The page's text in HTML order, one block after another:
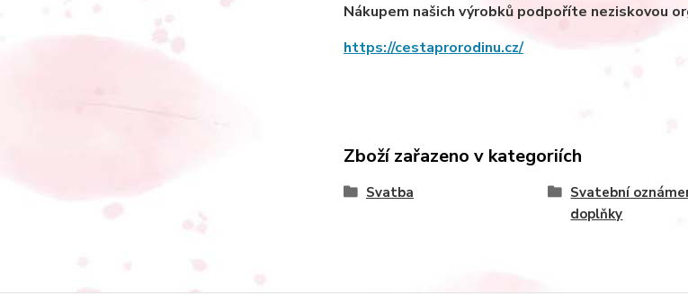
Nákupem našich výrobků podpoříte neziskovou
https://cestaprorodinu.cz/
Zboží zařazeno v kategoriích
Svatba
Svatební
doplňky